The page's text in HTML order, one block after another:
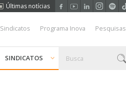
Últimas notícias
Programa Inova Pesquisas
SINDICATOS